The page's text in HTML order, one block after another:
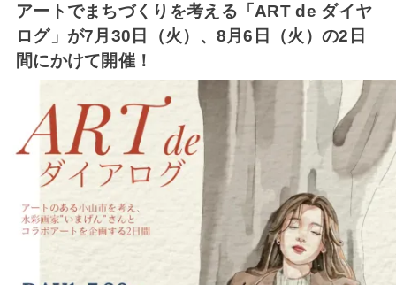
アートでまちづくりを考える「ART de ダイヤ
ログ」が7月30日（火）、8月6日（火）の2日
間にかけて開催！